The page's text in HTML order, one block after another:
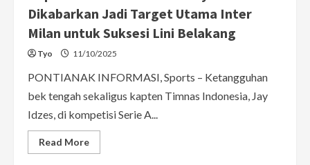
Dikabarkan Jadi Target Utama Inter
Milan untuk Suksesi Lini Belakang
Tyo 11/10/2025
PONTIANAK INFORMASI, Sports – Ketangguhan
bek tengah sekaligus kapten Timnas Indonesia, Jay
Idzes, di kompetisi Serie A...
Read MoreRead
more